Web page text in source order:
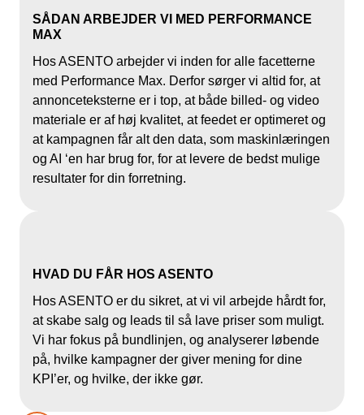
SÅDAN ARBEJDER VI MED PERFORMANCE
MAX
Hos ASENTO arbejder vi inden for alle facetterne
med Performance Max. Derfor sørger vi altid for, at
annonceteksterne er i top, at både billed- og video
materiale er af høj kvalitet, at feedet er optimeret og
at kampagnen får alt den data, som maskinlæringen
og AI ‘en har brug for, for at levere de bedst mulige
resultater for din forretning.
HVAD DU FÅR HOS ASENTO
Hos ASENTO er du sikret, at vi vil arbejde hårdt for,
at skabe salg og leads til så lave priser som muligt.
Vi har fokus på bundlinjen, og analyserer løbende
på, hvilke kampagner der giver mening for dine
KPI’er, og hvilke, der ikke gør.